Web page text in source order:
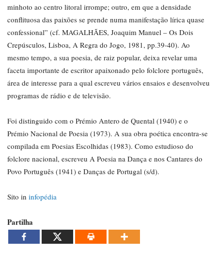
minhoto ao centro litoral irrompe; outro, em que a densidade
conflituosa das paixões se prende numa manifestação lírica quase
confessional” (cf. MAGALHÃES, Joaquim Manuel – Os Dois
Crepúsculos, Lisboa, A Regra do Jogo, 1981, pp.39-40). Ao
mesmo tempo, a sua poesia, de raiz popular, deixa revelar uma
faceta importante de escritor apaixonado pelo folclore português,
área de interesse para a qual escreveu vários ensaios e desenvolveu
programas de rádio e de televisão.
Foi distinguido com o Prémio Antero de Quental (1940) e o
Prémio Nacional de Poesia (1973). A sua obra poética encontra-se
compilada em Poesias Escolhidas (1983). Como estudioso do
folclore nacional, escreveu A Poesia na Dança e nos Cantares do
Povo Português (1941) e Danças de Portugal (s/d).
Sito in infopédia
Partilha